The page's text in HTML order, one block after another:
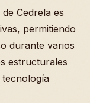
Cedrela es
permitiendo
durante varios
estructurales
tecnología